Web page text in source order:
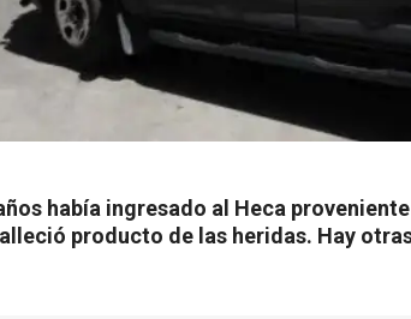
había ingresado al Heca
producto de las heridas. Hay